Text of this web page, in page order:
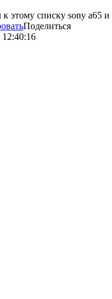
этому списку sony a65 и
Поделиться
12:40:16